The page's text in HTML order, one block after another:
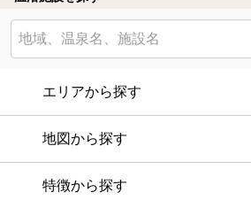
エリアから探す
地図から探す
特徴から探す